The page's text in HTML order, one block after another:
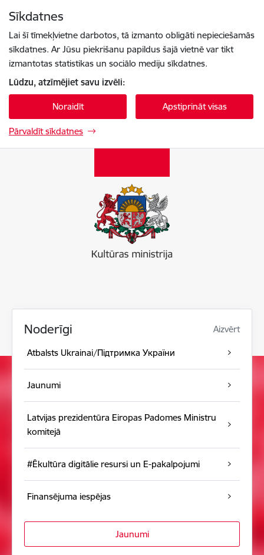
Sīkdatnes
Lai šī tīmekļvietne darbotos, tā izmanto obligāti nepieciešamās
sīkdatnes. Ar Jūsu piekrišanu papildus šajā vietnē var tikt
izmantotas statistikas un sociālo mediju sīkdatnes.
Lūdzu, atzīmējiet savu izvēli:
Noraidīt Apstiprināt visas
Pārvaldīt sīkdatnes
Noderīgi Aizvērt
Atbalsts Ukrainai/Підтримка України
Jaunumi
Latvijas prezidentūra Eiropas Padomes Ministru
komitejā
#Ēkultūra digitālie resursi un E-pakalpojumi
Finansējuma iespējas
Jaunumi